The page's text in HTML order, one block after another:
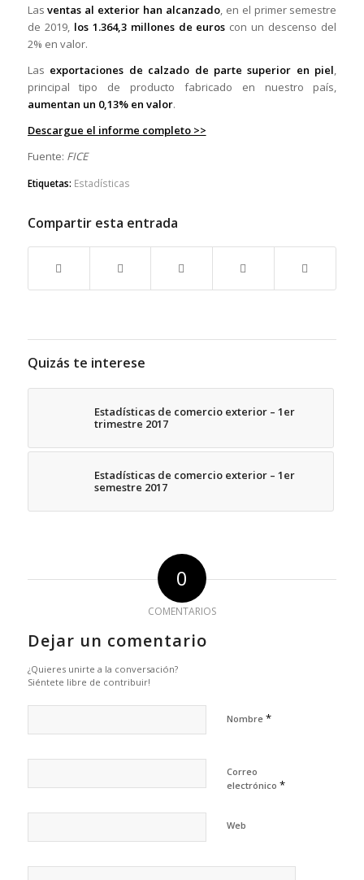
Lasventas al exterior han alcanzado, en el primer semestre
de 2019, los 1.364,3 millones de euros con un descenso del
2% en valor.
Las exportaciones de calzado de parte superior en piel,
principal tipo de producto fabricado en nuestro país,
aumentan un 0,13% en valor.
Descargue el informe completo >>
Fuente: FICE
Etiquetas: Estadísticas
Compartir esta entrada
Quizás te interese
Estadísticas de comercio exterior – 1er
trimestre 2017
Estadísticas de comercio exterior – 1er
semestre 2017
0
COMENTARIOS
Dejar un comentario
¿Quieres unirte a la conversación?
Siéntete libre de contribuir!
Nombre *
Correo
electrónico *
Web